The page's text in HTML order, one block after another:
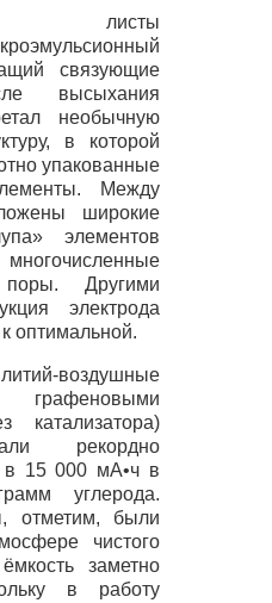
листы
связующие
высыхания
необычную
в которой
упакованные
Между
широкие
элементов
поры. Другими
электрода
оптимальной.
воздушные
катализатора)
рекордно
в 15 000 мА•ч в
углерода.
отметим, были
чистого
заметно
в работу